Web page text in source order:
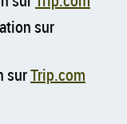
sur
surTrip.com